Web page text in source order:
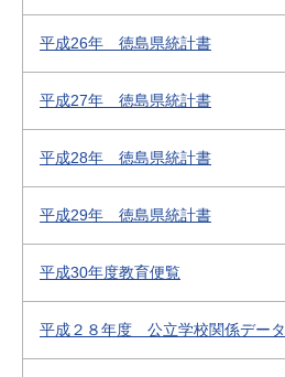
平成26年 徳島県統計書
平成27年 徳島県統計書
平成28年 徳島県統計書
平成29年 徳島県統計書
平成30年度教育便覧
平成２８年度 公立学校関係データ